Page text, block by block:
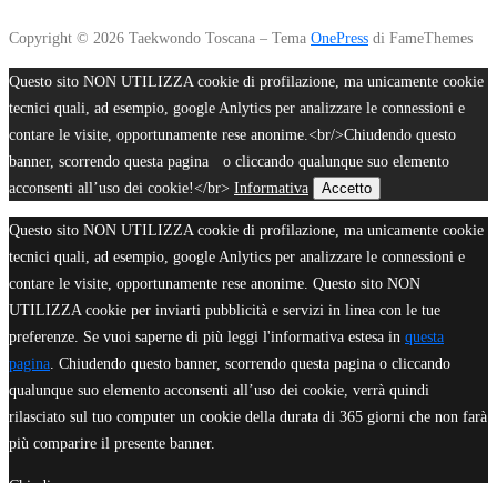
Copyright © 2026 Taekwondo Toscana – Tema OnePress di FameThemes
Questo sito NON UTILIZZA cookie di profilazione, ma unicamente cookie
tecnici quali, ad esempio, google Anlytics per analizzare le connessioni e
contare le visite, opportunamente rese anonime.<br/>Chiudendo questo
banner, scorrendo questa pagina o cliccando qualunque suo elemento
acconsenti all’uso dei cookie!</br> Informativa Accetto
Questo sito NON UTILIZZA cookie di profilazione, ma unicamente cookie
tecnici quali, ad esempio, google Anlytics per analizzare le connessioni e
contare le visite, opportunamente rese anonime. Questo sito NON
UTILIZZA cookie per inviarti pubblicità e servizi in linea con le tue
preferenze. Se vuoi saperne di più leggi l'informativa estesa in questa
pagina . Chiudendo questo banner, scorrendo questa pagina o cliccando
qualunque suo elemento acconsenti all’uso dei cookie, verrà quindi
rilasciato sul tuo computer un cookie della durata di 365 giorni che non farà
più comparire il presente banner.